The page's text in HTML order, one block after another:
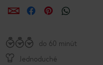
ZdieľaťZdieľaťZdieľať
do 60 minút
Jednoduché